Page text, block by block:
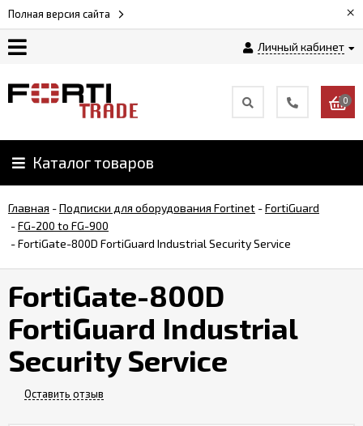
Полная версия сайта ×
Личный кабинет
Как
заказать
Доставка
и
оплата
Контакты
0
Каталог товаров
Главная -Подписки для оборудования Fortinet -FortiGuard
-FG-200 to FG-900
-FortiGate-800D FortiGuard Industrial Security Service
FortiGate-800D
FortiGuard Industrial
Security Service
Оставить отзыв